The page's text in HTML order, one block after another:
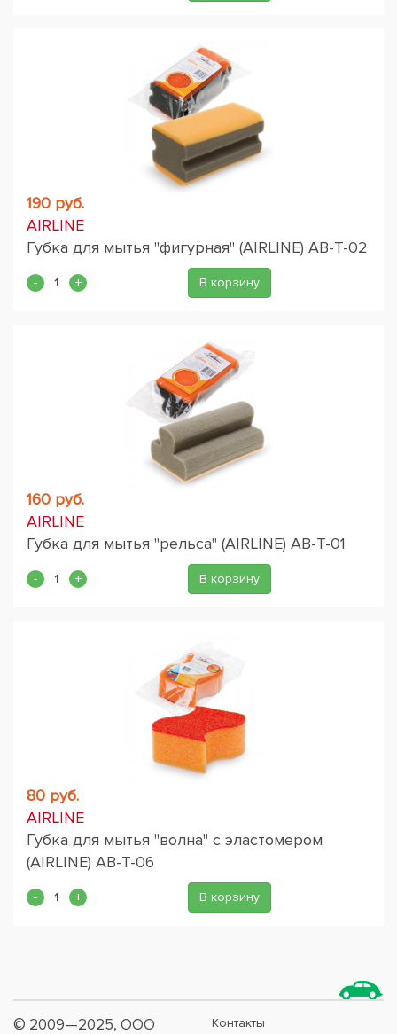
190 руб.
AIRLINE
Губка для мытья "фигурная" (AIRLINE) AB-T-02
В корзину
160 руб.
AIRLINE
Губка для мытья "рельса" (AIRLINE) AB-T-01
В корзину
80 руб.
AIRLINE
Губка для мытья "волна" с эластомером
(AIRLINE) AB-T-06
В корзину
© 2009—2025, ООО
Контакты